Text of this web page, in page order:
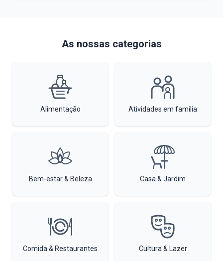
As nossas categorias
Alimentação Atividades em família
Bem-estar & Beleza Casa & Jardim
Comida & Restaurantes Cultura & Lazer